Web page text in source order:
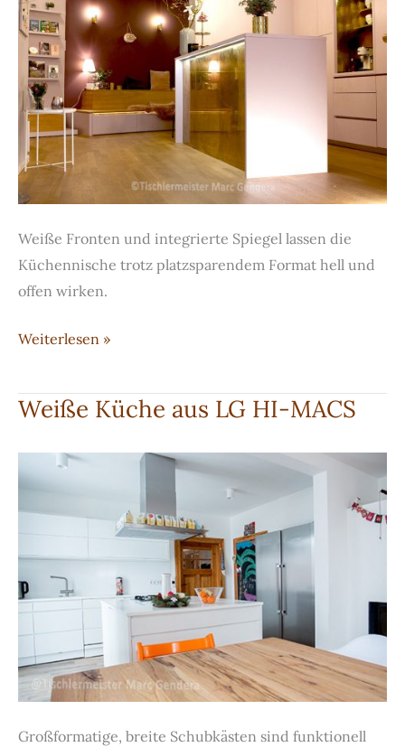
Weiße Fronten und integrierte Spiegel lassen die
Küchennische trotz platzsparendem Format hell und
offen wirken.
Einbauküche
modernem
Stil
Weiterlesen »
Weiße Küche aus LG HI-MACS
Großformatige, breite Schubkästen sind funktionell